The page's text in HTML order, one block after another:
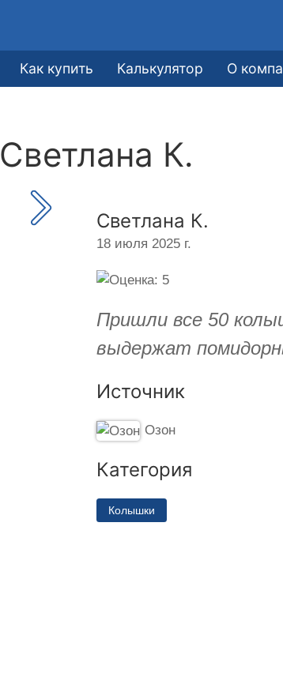
Как купить Калькулятор О
Светлана К.
Светлана К.
18 июля 2025 г.
Пришли все 50
выдержат
Источник
Озон
Категория
Колышки